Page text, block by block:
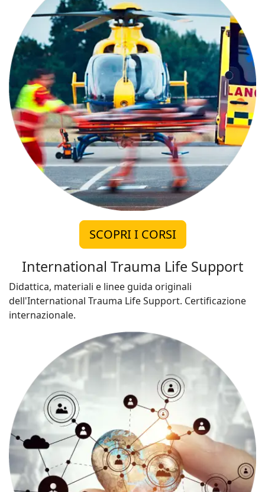
SCOPRI I CORSI
International Trauma Life Support
Didattica, materiali e linee guida originali
dell'International Trauma Life Support. Certificazione
internazionale.